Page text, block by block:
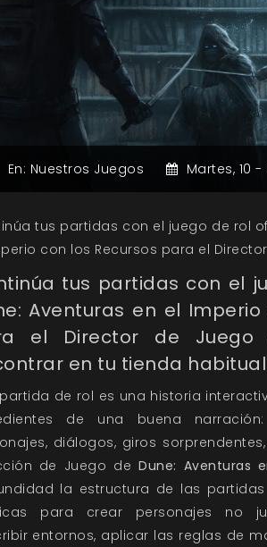
En: Nuestros Juegos Martes, 10 -
tus partidas con el juego de rol
con los Recursos para el
tus partidas con el
Aventuras en el
el Director de Juego
en tu tienda
de rol es una historia
de una buena
diálogos, giros
de Juego deDune: Aventuras
la estructura de las
para crear personajes no
entornos, aplicar las reglas de